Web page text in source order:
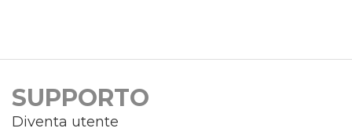
SUPPORTO
Diventa utente